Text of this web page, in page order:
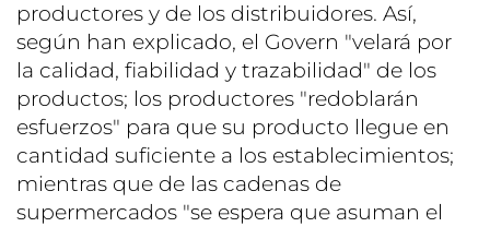
productores y de los distribuidores. Así,
según han explicado, el Govern "velará por
la calidad, fiabilidad y trazabilidad" de los
productos; los productores "redoblarán
esfuerzos" para que su producto llegue en
cantidad suficiente a los establecimientos;
mientras que de las cadenas de
supermercados "se espera que asuman el